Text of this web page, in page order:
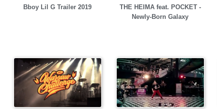
Bboy Lil G Trailer 2019
THE HEIMA feat. POCKET -
Newly-Born Galaxy